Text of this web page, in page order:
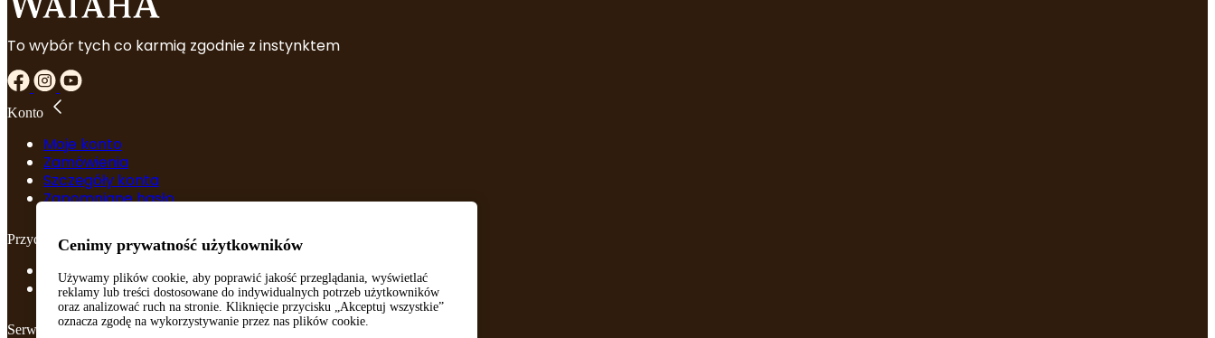
To wybór tych co karmią zgodnie z instynktem
Konto
Moje konto
Zamówienia
Szczegóły konta
Zapomniane hasło
Przydatne linki
Regulamin
Polityka prywatności
Serwis
Cenimy prywatność użytkowników
Używamy plików cookie, aby poprawić jakość przeglądania, wyświetlać
reklamy lub treści dostosowane do indywidualnych potrzeb użytkowników
oraz analizować ruch na stronie. Kliknięcie przycisku „Akceptuj wszystkie”
oznacza zgodę na wykorzystywanie przez nas plików cookie.